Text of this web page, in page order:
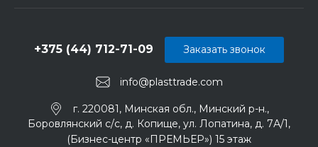
info@plasttrade.com
+375 (44) 712-71-09
г. 220081, Минская обл., Минский р-н.,
Боровлянский с/с, д. Копище, ул. Лопатина, д. 7А/1,
(Бизнес-центр «ПРЕМЬЕР») 15 этаж
Заказать звонок